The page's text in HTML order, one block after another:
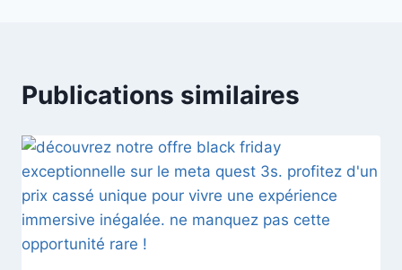
Publications similaires